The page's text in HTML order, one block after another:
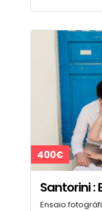
400€
Santorini :
Ensaio